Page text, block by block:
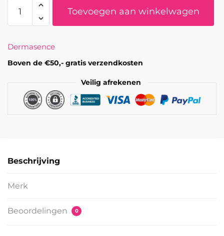
retare
AHA
aantal
Toevoegen aan winkelwagen
Dermasence
Boven de €50,- gratis verzendkosten
Veilig afrekenen
Beschrijving
Merk
Beoordelingen 0